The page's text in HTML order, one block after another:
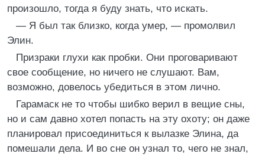
произошло, тогда я буду знать, что искать.
— Я был так близко, когда умер, — промолвил
Элин.
Призраки глухи как пробки. Они проговаривают
свое сообщение, но ничего не слушают. Вам,
возможно, довелось убедиться в этом лично.
Гарамаск не то чтобы шибко верил в вещие сны,
но и сам давно хотел попасть на эту охоту; он даже
планировал присоединиться к вылазке Элина, да
помешали дела. И во сне он узнал то, чего не знал,